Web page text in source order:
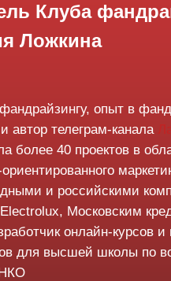
опыт в
автор телеграм-канала
более 40 проектов в
и российскими
Московским
онлайн-курсов и
для высшей школы по
Клуба
Ложкина